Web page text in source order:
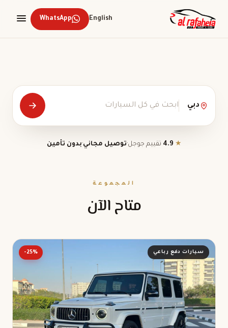
English
WhatsApp
دبي
★
4.9 تقييم جوجل·توصيل مجاني·بدون تأمين
المجموعة
متاح الآن
سيارات دفع رباعي -25%